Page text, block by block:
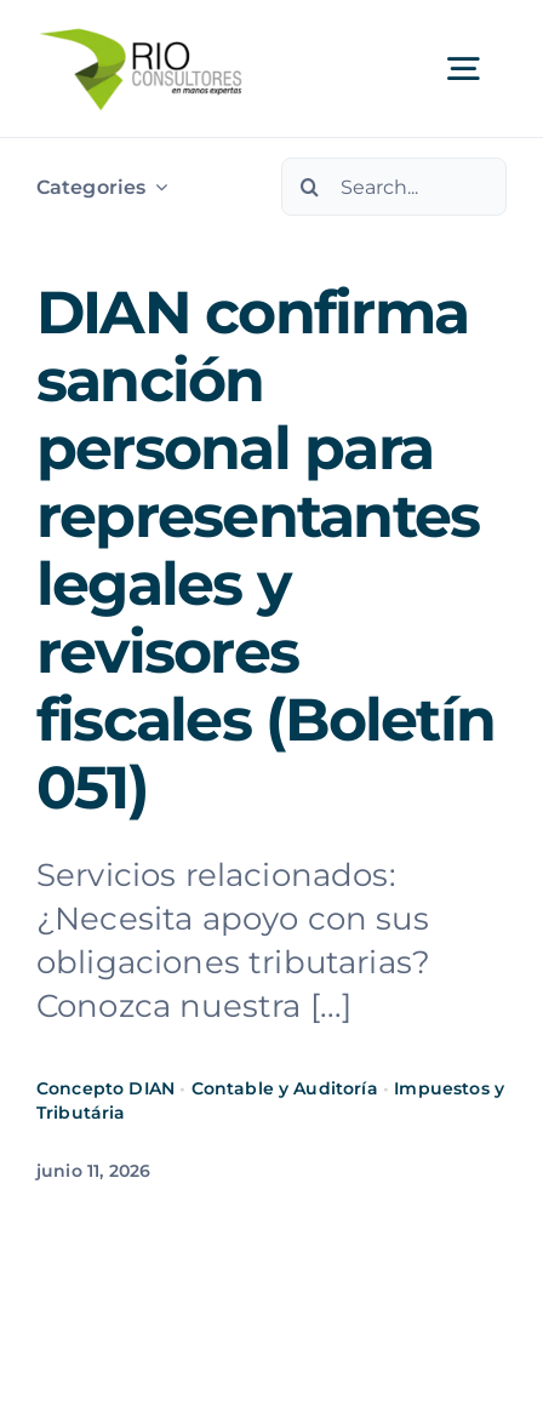
content
Categories
Search
DIAN confirma
sanción
personal para
representantes
legales y
revisores
fiscales (Boletín
051)
Servicios relacionados:
¿Necesita apoyo con sus
obligaciones tributarias?
Conozca nuestra [...]
Concepto DIAN • Contable y Auditoría • Impuestos y
Tributária
junio 11, 2026